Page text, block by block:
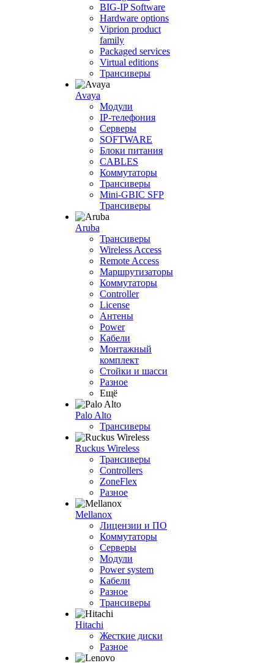
BIG-IP Software
Hardware options
Viprion product
family
Packaged services
Virtual editions
Трансиверы
Avaya
Модули
IP-телефония
Серверы
SOFTWARE
Блоки питания
CABLES
Коммутаторы
Трансиверы
Mini-GBIC SFP
Трансиверы
Aruba
Трансиверы
Wireless Access
Remote Access
Маршрутизаторы
Коммутаторы
Controller
License
Антены
Power
Кабели
Монтажный
комплект
Стойки и шасси
Разное
Ещё
Palo Alto
Трансиверы
Ruckus Wireless
Трансиверы
Controllers
ZoneFlex
Разное
Mellanox
Лицензии и ПО
Коммутаторы
Серверы
Модули
Power system
Кабели
Разное
Трансиверы
Hitachi
Жесткие диски
Разное